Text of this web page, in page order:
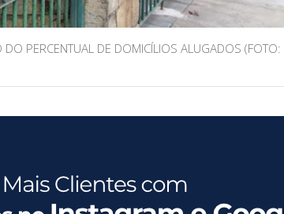
PERCENTUAL DE DOMICÍLIOS ALUGADOS (FOTO: